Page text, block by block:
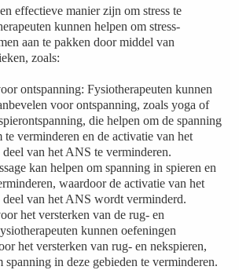
effectieve manier zijn om stress te
kunnen helpen om stress-
aan te pakken door middel van
zoals:
ontspanning: Fysiotherapeuten kunnen
voor ontspanning, zoals yoga of
die helpen om de spanning
te verminderen en de activatie van het
deel van het ANS te verminderen.
kan helpen om spanning in spieren en
waardoor de activatie van het
deel van het ANS wordt verminderd.
het versterken van de rug- en
kunnen oefeningen
het versterken van rug- en nekspieren,
spanning in deze gebieden te verminderen.